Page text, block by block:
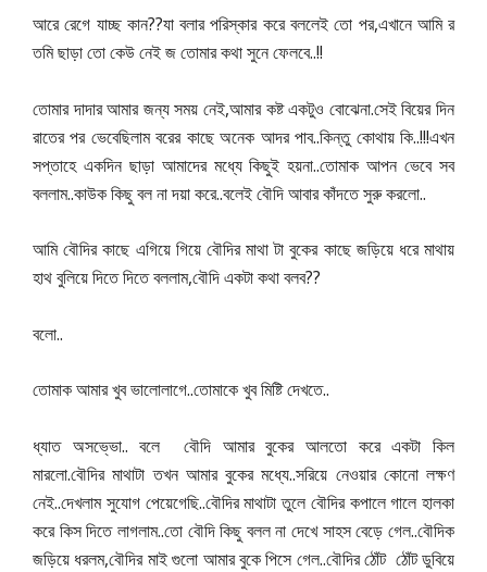
আরে রেগে যাচ্ছ কান??যা বলার পরিস্কার করে বললেই তো পর,এখানে আমি র
তমি ছাড়া তো কেউ নেই জ তোমার কথা সুনে ফেলবে..!!
তোমার দাদার আমার জন্য সময় নেই,আমার কষ্ট একটুও বোঝেনা.সেই বিয়ের দিন
রাতের পর ভেবেছিলাম বরের কাছে অনেক আদর পাব..কিন্তু কোথায় কি..!!!এখন
সপ্তাহে একদিন ছাড়া আমাদের মধ্যে কিছুই হয়না..তোমাক আপন ভেবে সব
বললাম..কাউক কিছু বল না দয়া করে..বলেই বৌদি আবার কাঁদতে সুরু করলো..
আমি বৌদির কাছে এগিয়ে গিয়ে বৌদির মাথা টা বুকের কাছে জড়িয়ে ধরে মাথায়
হাথ বুলিয়ে দিতে দিতে বললাম,বৌদি একটা কথা বলব??
বলো..
তোমাক আমার খুব ভালোলাগে..তোমাকে খুব মিষ্টি দেখতে..
ধ্যাত অসভ্ভো..বলে বৌদি আমার বুকের আলতো করে একটা
কিল
মারলো.বৌদির মাথাটা তখন আমার বুকের মধ্যে..সরিয়ে নেওয়ার কোনো লক্ষণ
নেই..দেখলাম সুযোগ পেয়েগেছি..বৌদির মাথাটা তুলে বৌদির কপালে গালে হালকা
করে কিস দিতে লাগলাম..তো বৌদি কিছু বলল না দেখে সাহস বেড়ে গেল..বৌদিক
জড়িয়ে ধরলম,বৌদির মাই গুলো আমার বুকে পিসে গেল..বৌদির ঠোঁট ঠোঁট ডুবিয়ে